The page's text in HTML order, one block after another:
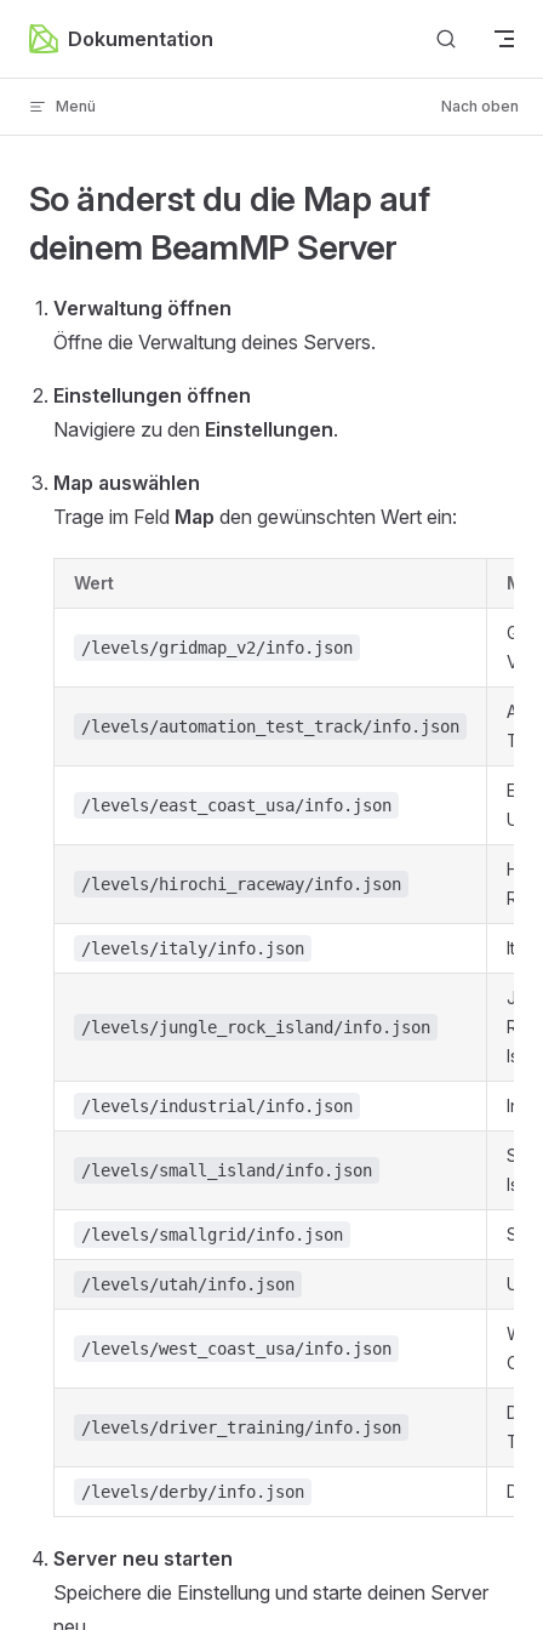
Zum Inhalt springen
Dokumentation
Menü Nach oben
So änderst du die Map auf
deinem BeamMP Server
Verwaltung öffnen
Öffne die Verwaltung deines Servers.
Einstellungen öffnen
Navigiere zu den Einstellungen.
Map auswählen
Trage im Feld Map den gewünschten Wert ein:
Wert Map
/levels/gridmap_v2/info.json
V2
/levels/automation_test_track/info.json
/levels/east_coast_usa/info.json
USA
/levels/hirochi_raceway/info.json
/levels/italy/info.json Italy
/levels/jungle_rock_island/info.json
/levels/industrial/info.json
/levels/small_island/info.json
/levels/smallgrid/info.json
/levels/utah/info.json Utah
/levels/west_coast_usa/info.json
/levels/driver_training/info.json
/levels/derby/info.json
Server neu starten
Speichere die Einstellung und starte deinen Server